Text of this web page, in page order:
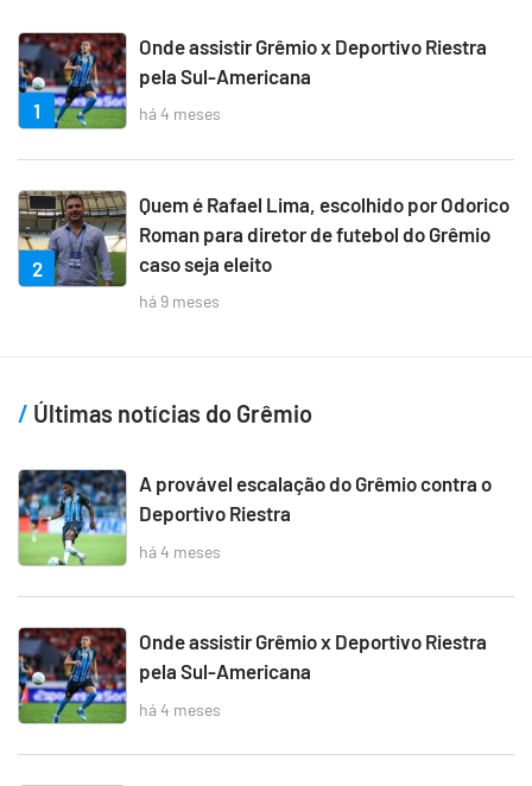
1
Onde assistir Grêmio x Deportivo Riestra
pela Sul-Americana
há 4 meses
2
Quem é Rafael Lima, escolhido por Odorico
Roman para diretor de futebol do Grêmio
caso seja eleito
há 9 meses
Últimas notícias do Grêmio
A provável escalação do Grêmio contra o
Deportivo Riestra
há 4 meses
Onde assistir Grêmio x Deportivo Riestra
pela Sul-Americana
há 4 meses